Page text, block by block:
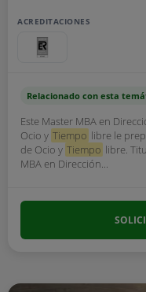
ACREDITACIONES
Relacionado con esta
Este Master MBA en
Ocio y Tiempo libre le
de Ocio y Tiempo libre.
MBA en Dirección...